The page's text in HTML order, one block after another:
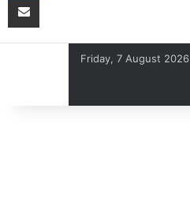
Friday, 7 August 2026